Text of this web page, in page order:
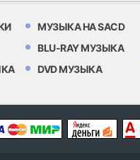
МУЗЫКА НА SACD
BLU-RAY МУЗЫКА
DVD МУЗЫКА